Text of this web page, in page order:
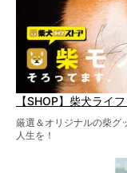
【SHOP】柴犬ライ
厳選＆オリジナルの柴グ
人生を！